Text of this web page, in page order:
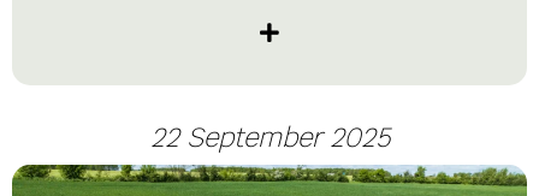
22 September 2025